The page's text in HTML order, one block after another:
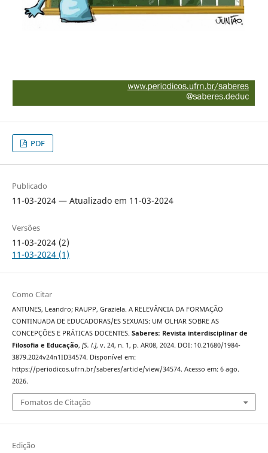
PDF
Publicado
11-03-2024 — Atualizado em 11-03-2024
Versões
11-03-2024 (2)
11-03-2024 (1)
Como Citar
ANTUNES, Leandro; RAUPP, Graziela. A RELEVÂNCIA DA FORMAÇÃO
CONTINUADA DE EDUCADORAS/ES SEXUAIS: UM OLHAR SOBRE AS
CONCEPÇÕES E PRÁTICAS DOCENTES. Saberes: Revista interdisciplinar de
Filosofia e Educação, [S. l.], v. 24, n. 1, p. AR08, 2024. DOI: 10.21680/1984-
3879.2024v24n1ID34574. Disponível em:
https://periodicos.ufrn.br/saberes/article/view/34574. Acesso em: 6 ago.
2026.
Fomatos de Citação
Edição